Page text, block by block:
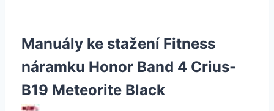
Manuály ke stažení Fitness
náramku Honor Band 4 Crius-
B19 Meteorite Black